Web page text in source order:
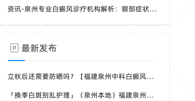
资讯-泉州专业白癜风诊疗机构解析：眼部症状识别与科学干预方案
最新发布
立秋后还需要防晒吗？【福建泉州中科白癜风医院】白癜风人群夏秋防晒切勿直接摆烂
「换季白斑别乱护理」（泉州本地）福建泉州中科白癜风医院，教你平稳度过夏秋转换时节